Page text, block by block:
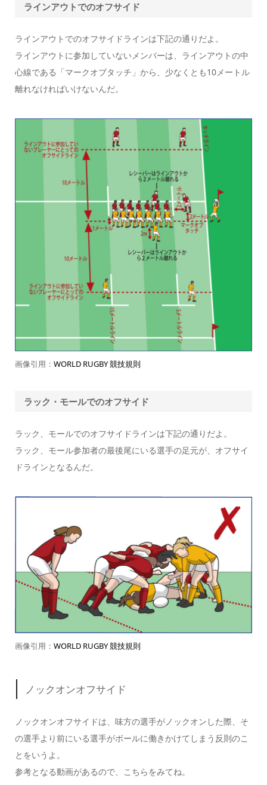
ラインアウトでのオフサイド
ラインアウトでのオフサイドラインは下記の通りだよ。
ラインアウトに参加していないメンバーは、ラインアウトの中
心線である「マークオブタッチ」から、少なくとも10メートル
離れなければいけないんだ。
画像引用： WORLD RUGBY 競技規則
ラック・モールでのオフサイド
ラック、モールでのオフサイドラインは下記の通りだよ。
ラック、モール参加者の最後尾にいる選手の足元が、オフサイ
ドラインとなるんだ。
画像引用： WORLD RUGBY 競技規則
ノックオンオフサイド
ノックオンオフサイドは、味方の選手がノックオンした際、そ
の選手より前にいる選手がボールに働きかけてしまう反則のこ
とをいうよ。
参考となる動画があるので、こちらをみてね。